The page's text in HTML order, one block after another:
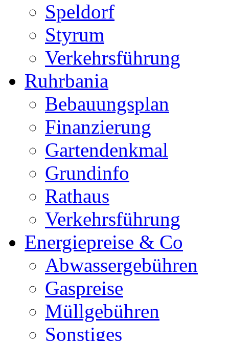
Speldorf
Styrum
Verkehrsführung
Ruhrbania
Bebauungsplan
Finanzierung
Gartendenkmal
Grundinfo
Rathaus
Verkehrsführung
Energiepreise & Co
Abwassergebühren
Gaspreise
Müllgebühren
Sonstiges